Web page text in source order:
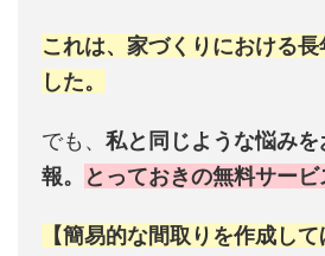
これは、家づくりにおける
した。
でも、 私と同じような悩みを
報。
とっておきの無料サービ
【簡易的な間取りを作成して